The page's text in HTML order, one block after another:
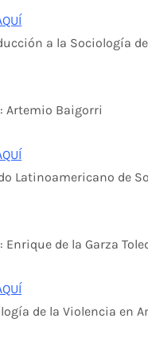
a la Sociología
Artemio Baigorri
Latinoamericano de
Enrique de la Garza
de la Violencia en